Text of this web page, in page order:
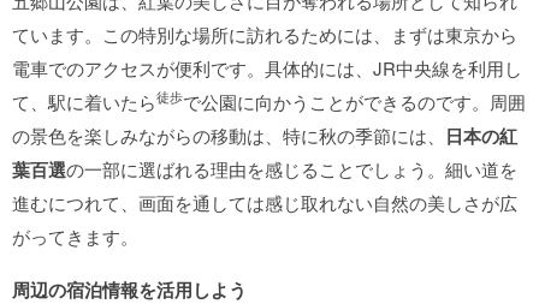
ています。この特別な場所に訪れるためには、まずは東京から
電車でのアクセスが便利です。具体的には、JR中央線を利用し
て、駅に着いたら徒歩で公園に向かうことができるのです。周囲
の景色を楽しみながらの移動は、特に秋の季節には、 日本の紅
葉百選の一部に選ばれる理由を感じることでしょう。細い道を
進むにつれて、画面を通しては感じ取れない自然の美しさが広
がってきます。
周辺の宿泊情報を活用しよう